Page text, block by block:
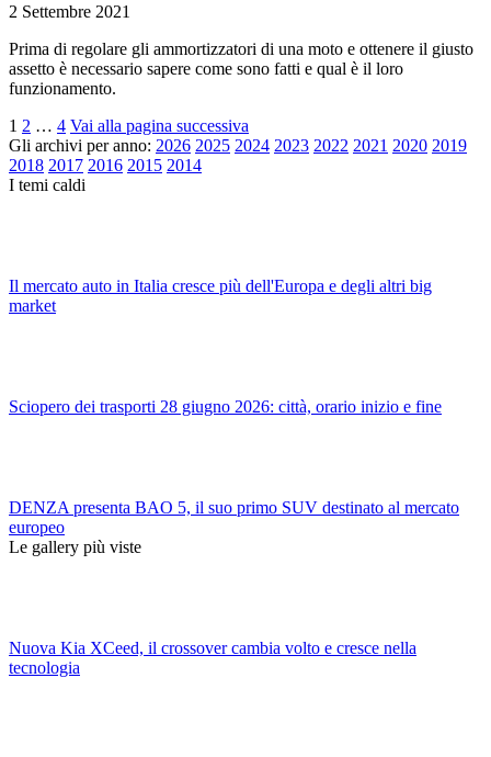
2 Settembre 2021
Prima di regolare gli ammortizzatori di una moto e ottenere il giusto
assetto è necessario sapere come sono fatti e qual è il loro
funzionamento.
1 2 … 4 Vai alla pagina successiva
Gli archivi per anno: 2026 2025 2024 2023 2022 2021 2020 2019
2018 2017 2016 2015 2014
I temi caldi
Il mercato auto in Italia cresce più dell'Europa e degli altri big
market
Sciopero dei trasporti 28 giugno 2026: città, orario inizio e fine
DENZA presenta BAO 5, il suo primo SUV destinato al mercato
europeo
Le gallery più viste
Nuova Kia XCeed, il crossover cambia volto e cresce nella
tecnologia